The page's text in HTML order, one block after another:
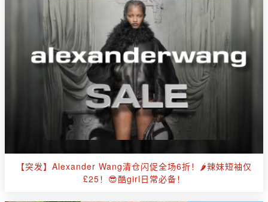
【突发】Alexander Wang清仓闪促全场6折！🌶辣妹短袖仅
£25！😎酷girl日常必备！